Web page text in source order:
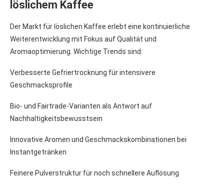
löslichem Kaffee
Der Markt für löslichen Kaffee erlebt eine kontinuierliche
Weiterentwicklung mit Fokus auf Qualität und
Aromaoptimierung. Wichtige Trends sind:
Verbesserte Gefriertrocknung für intensivere
Geschmacksprofile
Bio- und Fairtrade-Varianten als Antwort auf
Nachhaltigkeitsbewusstsein
Innovative Aromen und Geschmackskombinationen bei
Instantgetränken
Feinere Pulverstruktur für noch schnellere Auflösung